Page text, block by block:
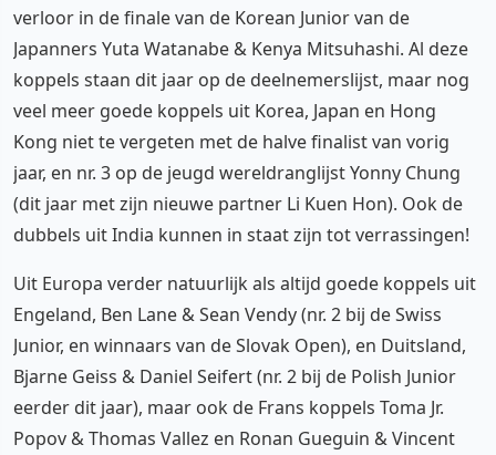
verloor in de finale van de Korean Junior van de
Japanners Yuta Watanabe & Kenya Mitsuhashi. Al deze
koppels staan dit jaar op de deelnemerslijst, maar nog
veel meer goede koppels uit Korea, Japan en Hong
Kong niet te vergeten met de halve finalist van vorig
jaar, en nr. 3 op de jeugd wereldranglijst Yonny Chung
(dit jaar met zijn nieuwe partner Li Kuen Hon). Ook de
dubbels uit India kunnen in staat zijn tot verrassingen!
Uit Europa verder natuurlijk als altijd goede koppels uit
Engeland, Ben Lane & Sean Vendy (nr. 2 bij de Swiss
Junior, en winnaars van de Slovak Open), en Duitsland,
Bjarne Geiss & Daniel Seifert (nr. 2 bij de Polish Junior
eerder dit jaar), maar ook de Frans koppels Toma Jr.
Popov & Thomas Vallez en Ronan Gueguin & Vincent